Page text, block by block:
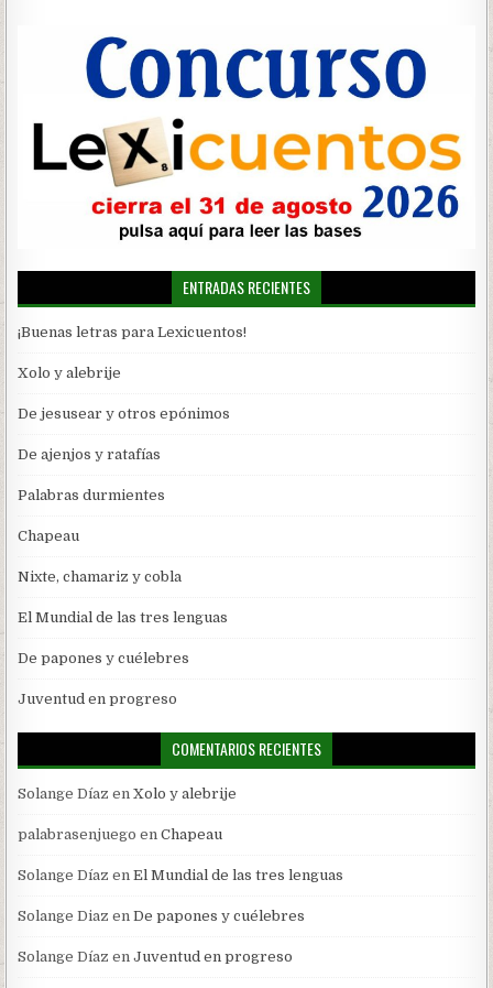
ENTRADAS RECIENTES
¡Buenas letras para Lexicuentos!
Xolo y alebrije
De jesusear y otros epónimos
De ajenjos y ratafías
Palabras durmientes
Chapeau
Nixte, chamariz y cobla
El Mundial de las tres lenguas
De papones y cuélebres
Juventud en progreso
COMENTARIOS RECIENTES
Solange Díaz enXolo y alebrije
palabrasenjuego enChapeau
Solange Díaz enEl Mundial de las tres lenguas
Solange Diaz enDe papones y cuélebres
Solange Díaz enJuventud en progreso